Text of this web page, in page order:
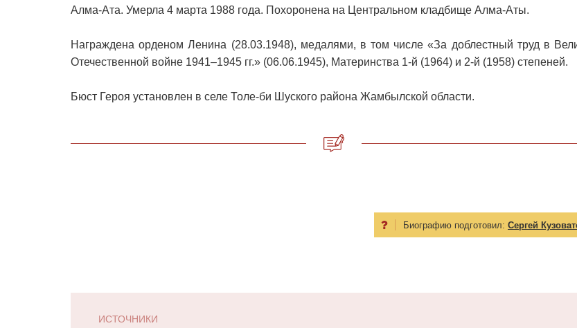
Алма-Ата. Умерла 4 марта 1988 года. Похоронена на Центральном кладбище Алма-Аты.
Награждена орденом Ленина (28.03.1948), медалями, в том числе «За доблестный труд в
Отечественной войне 1941–1945 гг.» (06.06.1945), Материнства 1-й (1964) и 2-й (1958) степеней.
Бюст Героя установлен в селе Толе-би Шуского района Жамбылской области.
Биографию подготовил: Сергей
ИСТОЧНИКИ